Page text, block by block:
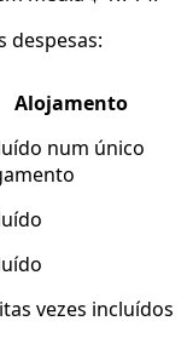
despesas:
Alojamento
num único
vezes incluídos